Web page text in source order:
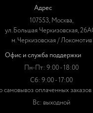
Адрес
107553, Москва,
ул. Большая Черкизовская,
м. Черкизовская / Локомотив
Офис и служба поддержки
Пн-Пт: 9:00 - 18:00
Сб: 9:00 - 17:00
самовывоз оплаченных заказов
Вс: выходной